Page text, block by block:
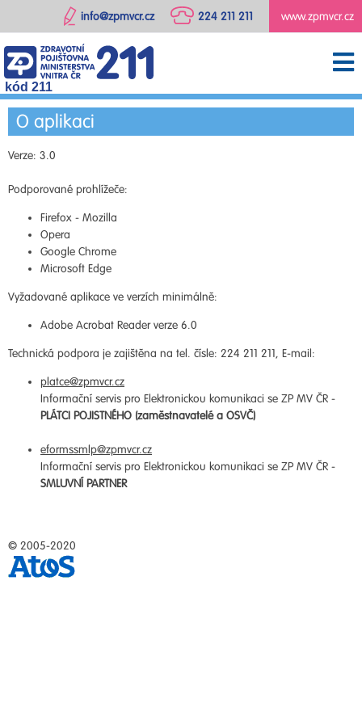
www.zpmvcr.cz
224 211 211
info@zpmvcr.cz
kód 211
O aplikaci
Verze: 3.0
Podporované prohlížeče:
Firefox - Mozilla
Opera
Google Chrome
Microsoft Edge
Vyžadované aplikace ve verzích minimálně:
Adobe Acrobat Reader verze 6.0
Technická podpora je zajištěna na tel. čísle: 224 211 211, E-mail:
platce@zpmvcr.cz
Informační servis pro Elektronickou komunikaci se ZP MV ČR -
PLÁTCI POJISTNÉHO (zaměstnavatelé a OSVČ)
eformssmlp@zpmvcr.cz
Informační servis pro Elektronickou komunikaci se ZP MV ČR -
SMLUVNÍ PARTNER
© 2005-2020